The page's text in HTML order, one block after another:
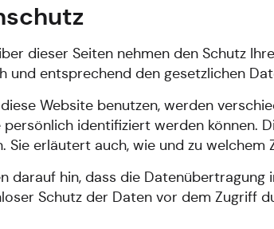
dieser Seiten nehmen den Schutz
und entsprechend den gesetzlichen
diese Website benutzen, werden
persönlich identifiziert werden können.
Sie erläutert auch, wie und zu welchem
darauf hin, dass die
Schutz der Daten vor dem Zugriff